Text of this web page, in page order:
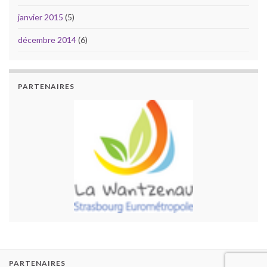
janvier 2015 (5)
décembre 2014(6)
PARTENAIRES